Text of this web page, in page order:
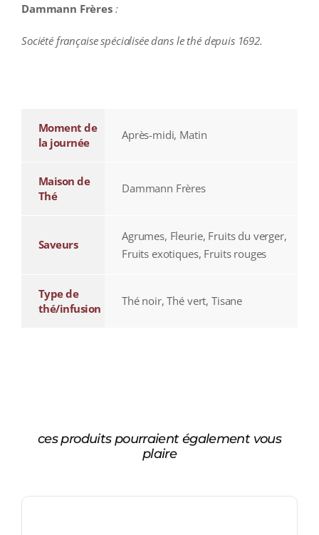
Dammann Frères:
Société française spécialisée dans le thé depuis 1692.
Moment de
la journée
Après-midi, Matin
Maison de
Thé
Dammann Frères
Saveurs
Agrumes, Fleurie, Fruits du verger,
Fruits exotiques, Fruits rouges
Type de
thé/infusion
Thé noir, Thé vert, Tisane
ces produits pourraient également vous
plaire